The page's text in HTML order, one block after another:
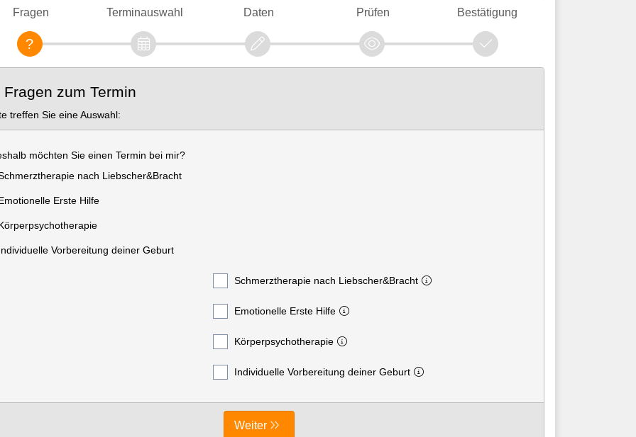
Fragen Terminauswahl Daten Prüfen Bestätigung
Fragen zum Termin
treffen Sie eine Auswahl:
möchten Sie einen Termin bei mir?
nach Liebscher&Bracht
Erste Hilfe
Vorbereitung deiner Geburt
Schmerztherapie nach Liebscher&Bracht
Emotionelle Erste Hilfe
Körperpsychotherapie
Individuelle Vorbereitung deiner Geburt
Weiter